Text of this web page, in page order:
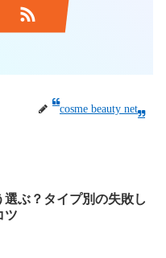
cosme beauty net
選ぶ？タイプ別の失敗し
ツ